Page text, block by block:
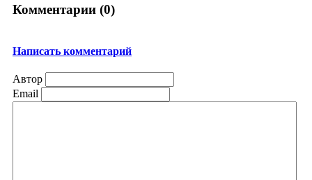
Комментарии (0)
Написать комментарий
Автор
Email